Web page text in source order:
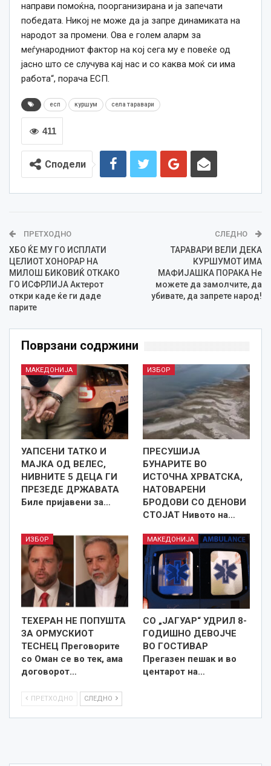
направи помоќна, поорганизирана и ја запечати
победата. Никој не може да ја запре динамиката на
народот за промени. Ова е голем аларм за
меѓународниот фактор на кој сега му е повеќе од
јасно што се случува кај нас и со каква моќ си има
работа“, порача ЕСП.
есп куршум села таравари
411
Сподели
ПРЕТХОДНО
ХБО ЌЕ МУ ГО ИСПЛАТИ
ЦЕЛИОТ ХОНОРАР НА
МИЛОШ БИКОВИЌ ОТКАКО
ГО ИСФРЛИЈА Актерот
откри каде ќе ги даде
парите
СЛЕДНО
ТАРАВАРИ ВЕЛИ ДЕКА
КУРШУМОТ ИМА
МАФИЈАШКА ПОРАКА Не
можете да замолчите, да
убивате, да запрете народ!
Поврзани содржини
МАКЕДОНИЈА
УАПСЕНИ ТАТКО И
МАЈКА ОД ВЕЛЕС,
НИВНИТЕ 5 ДЕЦА ГИ
ПРЕЗЕДЕ ДРЖАВАТА
Биле пријавени за…
ИЗБОР
ПРЕСУШИЈА
БУНАРИТЕ ВО
ИСТОЧНА ХРВАТСКА,
НАТОВАРЕНИ
БРОДОВИ СО ДЕНОВИ
СТОЈАТ Нивото на…
ИЗБОР
ТЕХЕРАН НЕ ПОПУШТА
ЗА ОРМУСКИОТ
ТЕСНЕЦ Преговорите
со Оман се во тек, ама
договорот…
МАКЕДОНИЈА
СО „ЈАГУАР“ УДРИЛ 8-
ГОДИШНО ДЕВОЈЧЕ
ВО ГОСТИВАР
Прегазен пешак и во
центарот на…
ПРЕТХОДНО СЛЕДНО